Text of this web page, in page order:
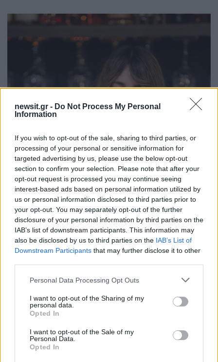
newsit.gr - Do Not Process My Personal
Information
If you wish to opt-out of the sale, sharing to third parties, or
processing of your personal or sensitive information for
targeted advertising by us, please use the below opt-out
section to confirm your selection. Please note that after your
opt-out request is processed you may continue seeing
interest-based ads based on personal information utilized by
us or personal information disclosed to third parties prior to
your opt-out. You may separately opt-out of the further
disclosure of your personal information by third parties on the
IAB’s list of downstream participants. This information may
also be disclosed by us to third parties on the IAB’s List of
Downstream Participants that may further disclose it to other
Please note that this website/app uses one or more Google
not limited to your visit or usage behaviour. You may click to
grant or deny consent to Google and its third-party tags to
use your data for below specified purposes in below Google
consent section.
Personal Data Processing Opt Outs
I want to opt-out of the Sharing of my
personal data.
Opted In
I want to opt-out of the Sale of my
Personal Data.
Opted In